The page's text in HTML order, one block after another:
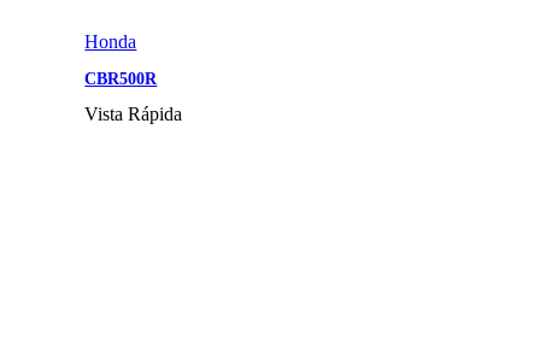
Honda
CBR500R
Vista Rápida